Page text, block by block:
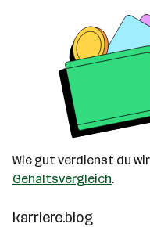
Wie gut verdienst du
Gehaltsvergleich.
karriere.blog